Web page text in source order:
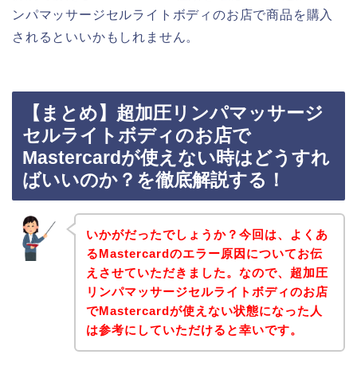
ンパマッサージセルライトボディのお店で商品を購入
されるといいかもしれません。
【まとめ】超加圧リンパマッサージ
セルライトボディのお店で
Mastercardが使えない時はどうすれ
ばいいのか？を徹底解説する！
いかがだったでしょうか？今回は、よくあ
るMastercardのエラー原因についてお伝
えさせていただきました。なので、超加圧
リンパマッサージセルライトボディのお店
でMastercardが使えない状態になった人
は参考にしていただけると幸いです。